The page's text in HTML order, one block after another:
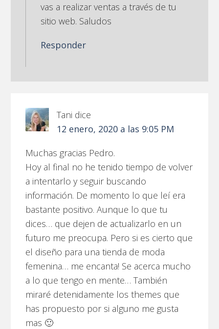
vas a realizar ventas a través de tu
sitio web. Saludos
Responder
Tani dice
12 enero, 2020 a las 9:05 PM
Muchas gracias Pedro.
Hoy al final no he tenido tiempo de volver
a intentarlo y seguir buscando
información. De momento lo que leí era
bastante positivo. Aunque lo que tu
dices… que dejen de actualizarlo en un
futuro me preocupa. Pero si es cierto que
el diseño para una tienda de moda
femenina… me encanta! Se acerca mucho
a lo que tengo en mente… También
miraré detenidamente los themes que
has propuesto por si alguno me gusta
mas 🙂